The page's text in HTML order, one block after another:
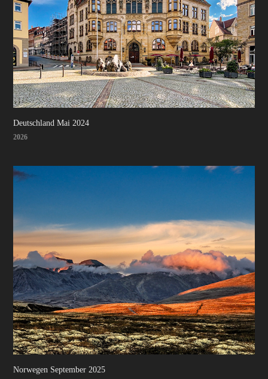
Deutschland Mai 2024
2026
Norwegen September 2025